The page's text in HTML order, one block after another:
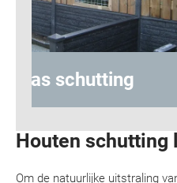
Hout-
Houten schutting
Om de natuurlijke uitstraling